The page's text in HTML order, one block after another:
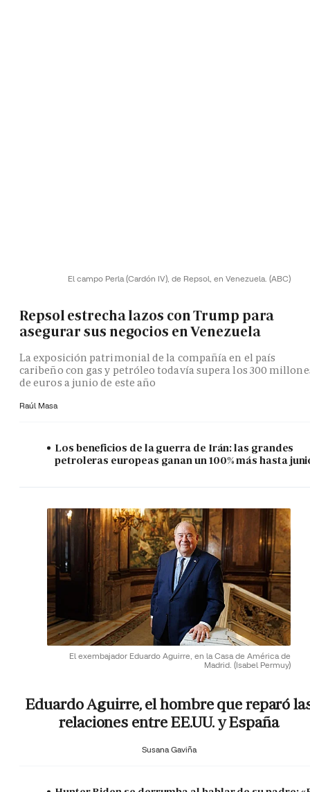
El campo Perla (Cardón IV), de Repsol, en Venezuela. (ABC)
Repsol estrecha lazos con Trump para
asegurar sus negocios en Venezuela
La exposición patrimonial de la compañía en el país
caribeño con gas y petróleo todavía supera los 300
de euros a junio de este año
Raúl Masa
Los beneficios de la guerra de Irán: las grandes
petroleras europeas ganan un 100% más hasta
El exembajador Eduardo Aguirre, en la Casa de América de
Madrid. (Isabel Permuy)
Eduardo Aguirre, el hombre que reparó
relaciones entre EE.UU. y España
Susana Gaviña